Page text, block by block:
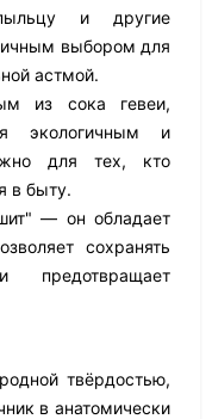
и другие
выбором для
астмой.
из сока гевеи,
экологичным и
для тех, кто
в быту.
— он обладает
сохранять
предотвращает
твёрдостью,
в анатомически